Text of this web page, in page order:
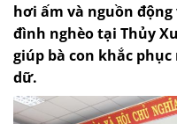
hơi ấm và nguồn
đình nghèo tại Thủy
giúp bà con khắc
dữ.